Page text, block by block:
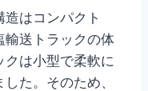
造はコンパクト
輸送トラックの体
は小型で柔軟に
た。そのため、